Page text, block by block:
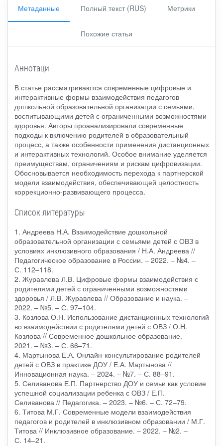
Метаданные Полный текст (RUS) Метрики
Похожие статьи
Аннотаци
В статье рассматриваются современные цифровые и
интерактивные формы взаимодействия педагогов
дошкольной образовательной организации с семьями,
воспитывающими детей с ограниченными возможностями
здоровья. Авторы проанализировали современные
подходы к включению родителей в образовательный
процесс, а также особенности применения дистанционных
и интерактивных технологий. Особое внимание уделяется
преимуществам, ограничениям и рискам цифровизации.
Обосновывается необходимость перехода к партнерской
модели взаимодействия, обеспечивающей целостность
коррекционно-развивающего процесса.
Список литературы
1. Андреева Н.А. Взаимодействие дошкольной
образовательной организации с семьями детей с ОВЗ в
условиях инклюзивного образования / Н.А. Андреева //
Педагогическое образование в России. – 2022. – №4. –
С. 112–118.
2. Журавлева Л.В. Цифровые формы взаимодействия с
родителями детей с ограниченными возможностями
здоровья / Л.В. Журавлева // Образование и наука. –
2022. – №5. – С. 97–104.
3. Козлова О.Н. Использование дистанционных технологий
во взаимодействии с родителями детей с ОВЗ / О.Н.
Козлова // Современное дошкольное образование. –
2021. – №3. – С. 66–71.
4. Мартынова Е.А. Онлайн-консультирование родителей
детей с ОВЗ в практике ДОУ / Е.А. Мартынова //
Инновационная наука. – 2024. – №7. – С. 88–91.
5. Селиванова Е.П. Партнерство ДОУ и семьи как условие
успешной социализации ребенка с ОВЗ / Е.П.
Селиванова // Педагогика. – 2023. – №6. – С. 72–79.
6. Титова М.Г. Современные модели взаимодействия
педагогов и родителей в инклюзивном образовании / М.Г.
Титова // Инклюзивное образование. – 2022. – №2. –
С. 14–21.